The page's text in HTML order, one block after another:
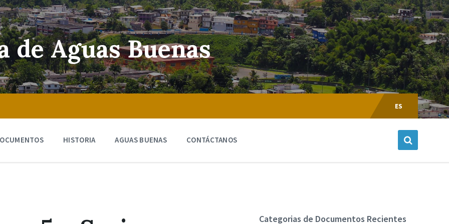
de Aguas Buenas
Escoger
Lenguaje:
ES
HISTORIA AGUAS BUENAS CONTÁCTANOS
Categorias de Documentos Recientes